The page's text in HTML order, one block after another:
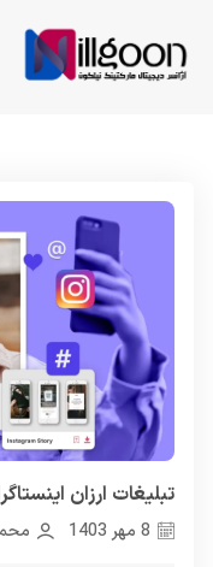
تبلیغات ارزان
8 مهر 1403